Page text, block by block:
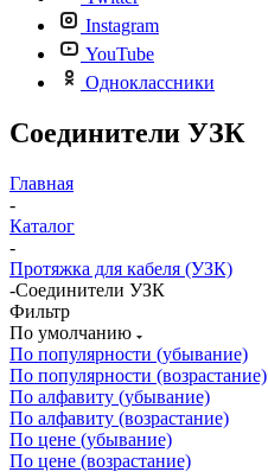
Instagram
YouTube
Одноклассники
Соединители УЗК
Главная
-
Каталог
-
Протяжка для кабеля (УЗК)
-Соединители УЗК
Фильтр
По умолчанию
По популярности (убывание)
По популярности (возрастание)
По алфавиту (убывание)
По алфавиту (возрастание)
По цене (убывание)
По цене (возрастание)